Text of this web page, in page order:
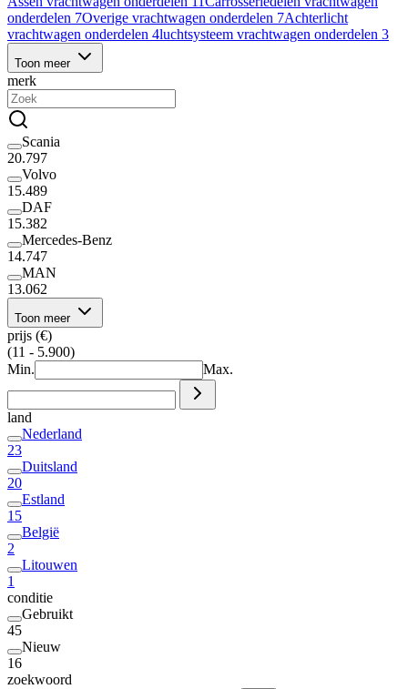
onderdelen 7Overige vrachtwagen onderdelen 7Achterlicht
vrachtwagen onderdelen 4luchtsysteem vrachtwagen onderdelen 3
Toon meer
merk
Scania
20.797
Volvo
15.489
DAF
15.382
Mercedes-Benz
14.747
MAN
13.062
Toon meer
prijs (€)
(11 - 5.900)
Min.
Max.
land
Nederland
23
Duitsland
20
Estland
15
België
2
Litouwen
1
conditie
Gebruikt
45
Nieuw
16
zoekwoord